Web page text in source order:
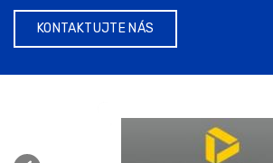
KONTAKTUJTE NÁS